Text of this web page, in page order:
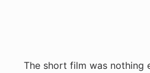
The short film was nothing